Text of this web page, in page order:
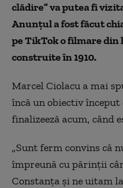
clădire” va putea fi
Anunţul a fost făcut
pe TikTok o filmare
construite în 1910.
Marcel Ciolacu a mai
încă un obiectiv
finalizeeză acum, când
„Sunt ferm convins că
împreună cu părinţii
Constanţa şi ne uitam